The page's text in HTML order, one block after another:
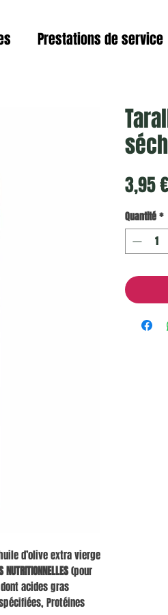
Prestations de service
d’olive extra vierge
NUTRITIONNELLES(pour
acides gras
Protéines
3,95
Quantité*